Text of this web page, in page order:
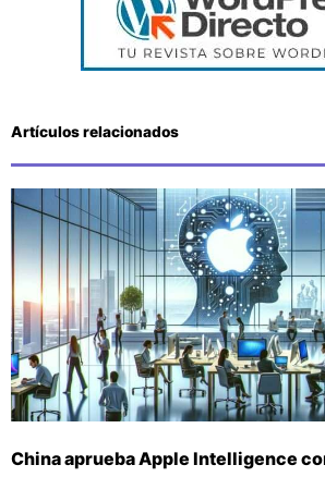
Artículos relacionados
China aprueba Apple Intelligence